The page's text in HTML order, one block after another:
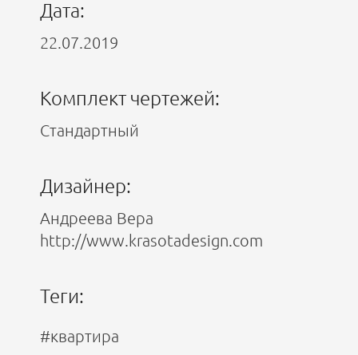
Дата:
22.07.2019
Комплект чертежей:
Стандартный
Дизайнер:
Андреева Вера
http://www.krasotadesign.com
Теги:
#квартира